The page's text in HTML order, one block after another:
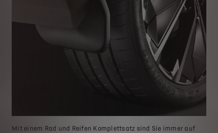
Mit einem Rad und Reifen Komplettsatz sind Sie immer auf